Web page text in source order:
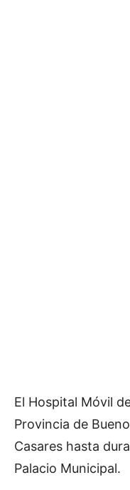
El Hospital Móvil
Provincia de
Casares hasta
Palacio Municipal.